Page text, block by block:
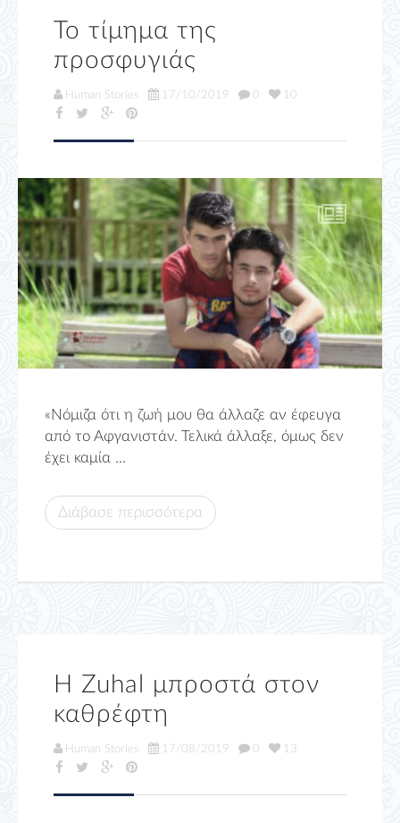
Το τίμημα της
προσφυγιάς
Human Stories 17/10/2019 0 10
«Νόμιζα ότι η ζωή μου θα άλλαζε αν έφευγα
από το Αφγανιστάν. Τελικά άλλαξε, όμως δεν
έχει καμία ...
Διάβασε περισσότερα
Η Zuhal μπροστά στον
καθρέφτη
Human Stories 17/08/2019 0 13